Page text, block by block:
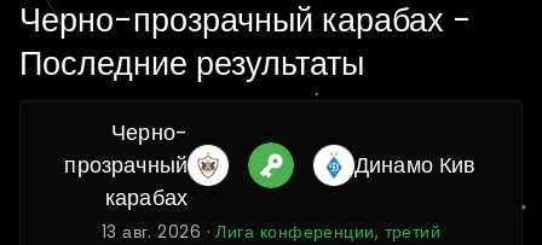
Черно-прозрачный карабах -
Последние результаты
Черно-
прозрачный
карабах
Динамо Кив
13 авг. 2026 ·Лига конференции, третий